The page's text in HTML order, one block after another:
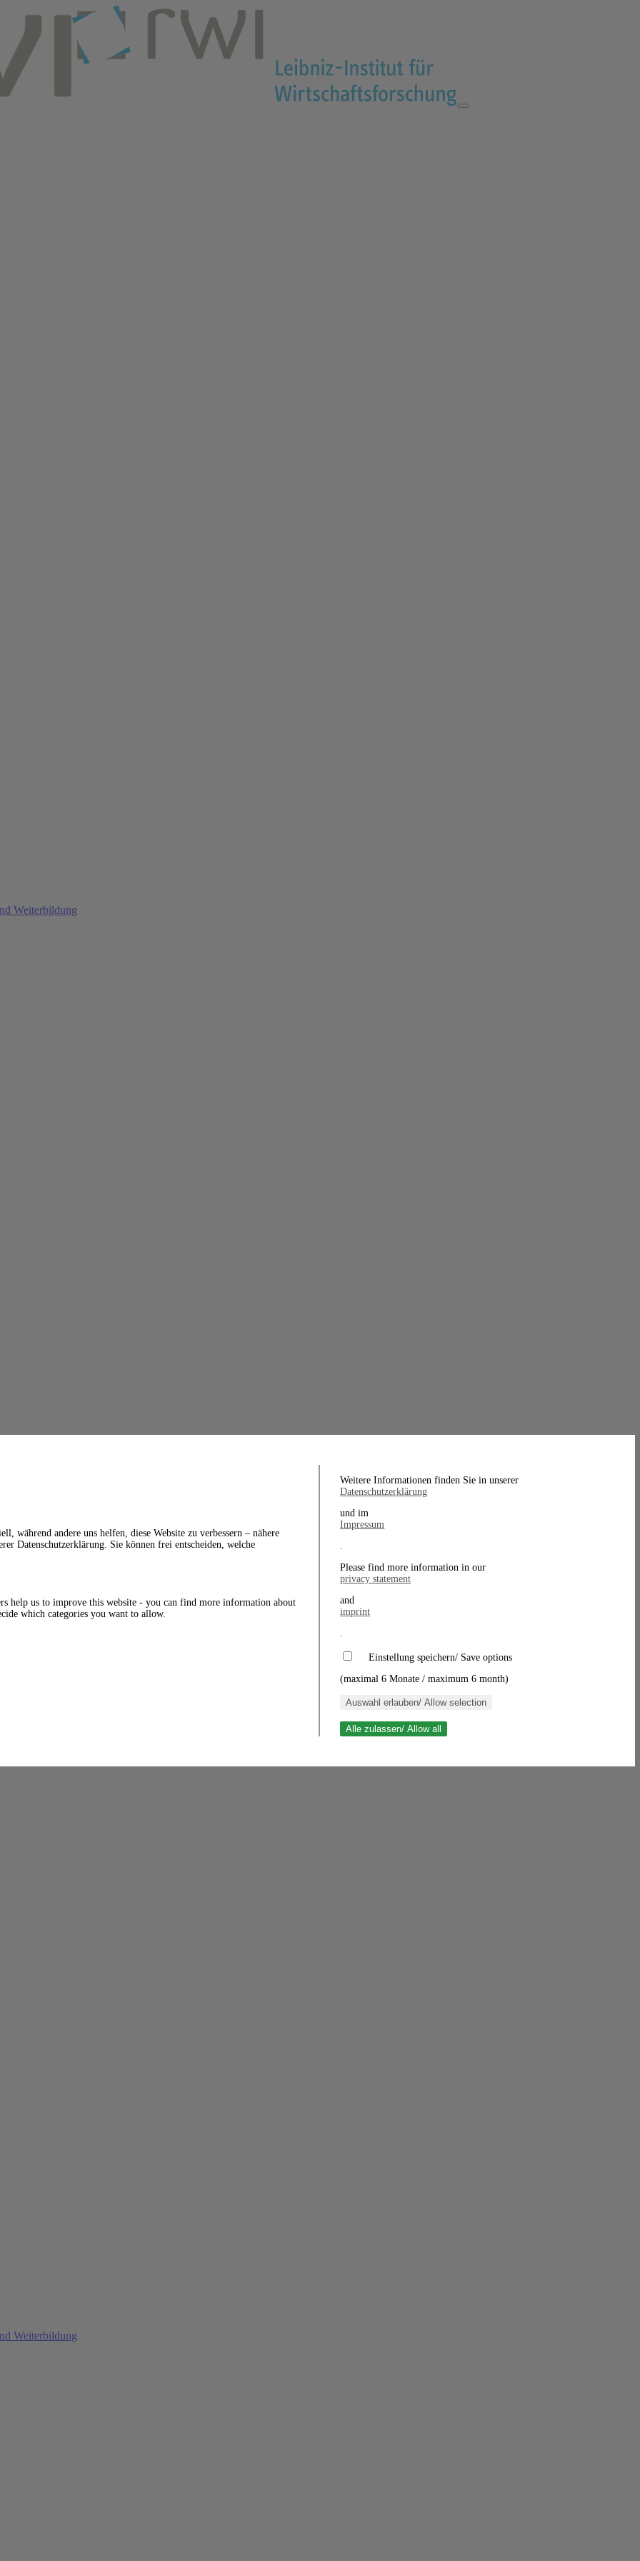
Weiterbildung
Weiterbildung
während andere uns helfen, diese Website zu verbessern – nähere
Datenschutzerklärung. Sie können frei entscheiden, welche
help us to improve this website - you can find more information about
which categories you want to allow.
Weitere Informationen finden Sie in unserer
Datenschutzerklärung
und im
Impressum
.
Please find more information in our
privacy statement
and
imprint
.
Einstellung speichern/ Save options
(maximal 6 Monate / maximum 6 month)
Auswahl erlauben/ Allow selection
Alle zulassen/ Allow all